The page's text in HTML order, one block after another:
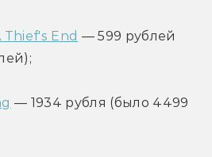
End — 599 рублей
— 1934 рубля (было 4499